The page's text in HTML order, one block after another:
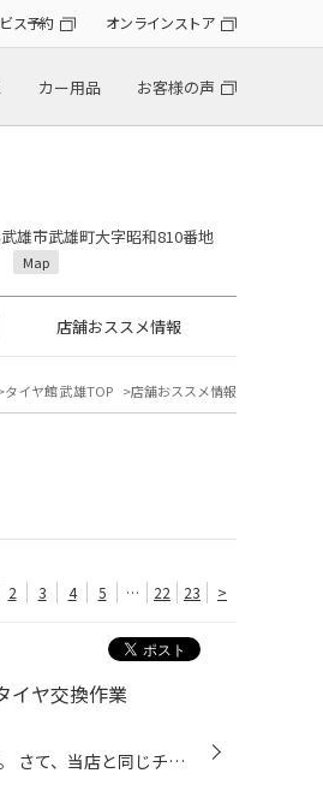
ス予約 オンラインストア
カー用品 お客様の声
雄市武雄町大字昭和810番地
Map
店舗おススメ情報
タイヤ館 武雄TOP 店舗おススメ情報
2 3 4 5 … 22 23 >
イヤ交換作業
日頃より、タイヤ館をご利用いただき、ありがとうございます。 さて、当店と同じチェーン店の近隣タイヤ館店舗で作業いたしましたタイヤ交換をご紹介します。 （WEB掲載をご快諾いただきましたお客様！大変感謝しております。 いつもご愛顧いただき誠にありがとうございます！！） おクルマ：トヨタ...